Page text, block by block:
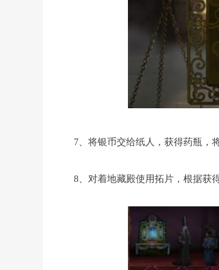
7、将银币交给纸人，获得药瓶，
8、对着地藏殿使用拓片，根据获